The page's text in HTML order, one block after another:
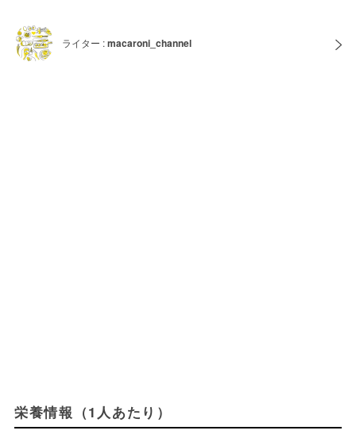
ライター :macaroni_channel
栄養情報（1人あたり）